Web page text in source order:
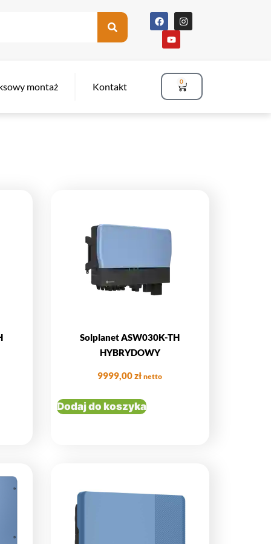
montaż Kontakt 0
Solplanet ASW030K-TH
HYBRYDOWY
9999,00zł netto
Dodaj do koszyka